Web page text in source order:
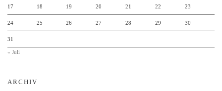
17 18 19 20 21 22 23
24 25 26 27 28 29 30
31
« Juli
ARCHIV